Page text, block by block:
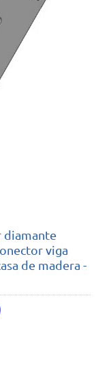
diamante
viga
de madera -